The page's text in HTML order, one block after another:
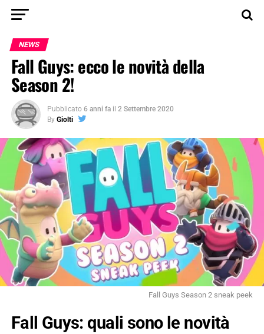
NEWS
Fall Guys: ecco le novità della
Season 2!
Pubblicato 6 anni fa il 2 Settembre 2020
By Giolti
Fall Guys Season 2 sneak peek
Fall Guys: quali sono le novità